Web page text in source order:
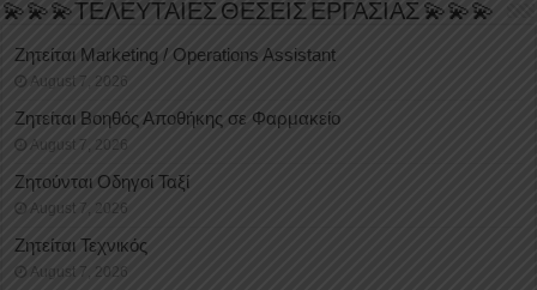
💫💫💫ΤΕΛΕΥΤΑΙΕΣ ΘΕΣΕΙΣ ΕΡΓΑΣΙΑΣ 💫💫💫
Ζητείται Marketing / Operations Assistant
August 7, 2026
Ζητείται Βοηθός Αποθήκης σε Φαρμακείο
August 7, 2026
Ζητούνται Οδηγοί Ταξί
August 7, 2026
Ζητείται Τεχνικός
August 7, 2026